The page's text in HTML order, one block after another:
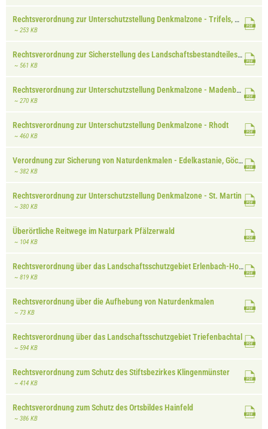
Rechtsverordnung zur Unterschutzstellung Denkmalzone - Trifels, Annweiler
~ 253 KB
Rechtsverordnung zur Sicherstellung des Landschaftsbestandteiles Sandgrube, Oberhausen
~ 561 KB
Rechtsverordnung zur Unterschutzstellung Denkmalzone - Madenburg, Eschbach
~ 270 KB
Rechtsverordnung zur Unterschutzstellung Denkmalzone - Rhodt
~ 460 KB
Verordnung zur Sicherung von Naturdenkmalen - Edelkastanie, Göcklingen
~ 382 KB
Rechtsverordnung zur Unterschutzstellung Denkmalzone - St. Martin
~ 380 KB
Überörtliche Reitwege im Naturpark Pfälzerwald
~ 104 KB
Rechtsverordnung über das Landschaftsschutzgebiet Erlenbach-Horbachtal
~ 819 KB
Rechtsverordnung über die Aufhebung von Naturdenkmalen
~ 73 KB
Rechtsverordnung über das Landschaftsschutzgebiet Triefenbachtal
~ 594 KB
Rechtsverordnung zum Schutz des Stiftsbezirkes Klingenmünster
~ 414 KB
Rechtsverordnung zum Schutz des Ortsbildes Hainfeld
~ 386 KB